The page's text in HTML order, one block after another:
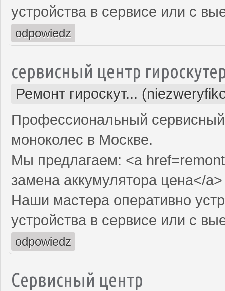
устройства в сервисе или с
odpowiedz
сервисный центр
Ремонт гироскут...
Профессиональный сервисный
моноколес в Москве.
Мы предлагаем: <a
замена аккумулятора цена</a>
Наши мастера оперативно
устройства в сервисе или с
odpowiedz
Сервисный центр